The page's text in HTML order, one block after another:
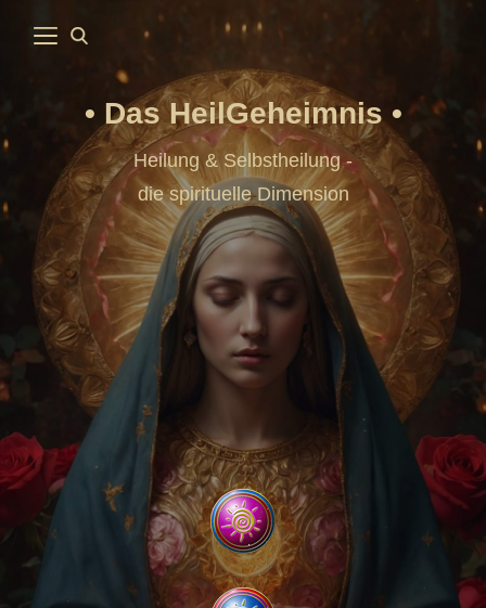
Das HeilGeheimnis
Heilung & Selbstheilung -
die spirituelle Dimension